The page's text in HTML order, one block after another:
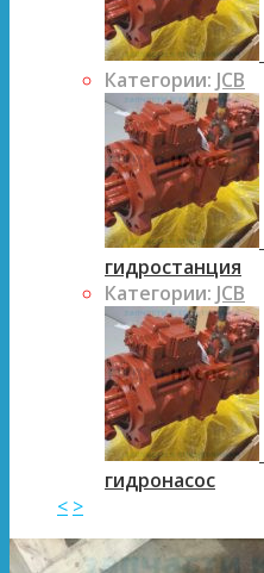
Категории: JCB
гидростанция
Категории: JCB
гидронасос
< >